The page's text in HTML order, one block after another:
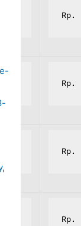
Rp.
Rp.
Rp.
Rp.
,